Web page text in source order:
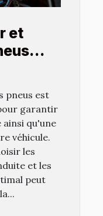
et
pneus est
garantir
qu'une
véhicule.
les
et les
peut